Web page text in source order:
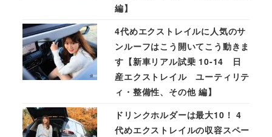
編】
4代めエクストレイルに人気のサ
ンルーフはこう開いてこう動きま
す【新車リアル試乗 10-14 日
産エクストレイル ユーティリテ
ィ・整備性、その他 編】
ドリンクホルダーは最大10！ 4
代めエクストレイルの収容スペー